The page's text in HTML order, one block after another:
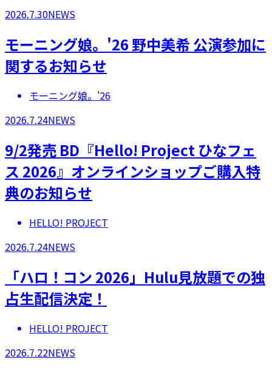
2026.7.30NEWS
モーニング娘。'26 野中美希 公演参加に
関するお知らせ
モーニング娘。'26
2026.7.24NEWS
9/2発売 BD『Hello! Project ひなフェ
ス 2026』オンラインショップご購入特
典のお知らせ
HELLO! PROJECT
2026.7.24NEWS
「ハロ！コン 2026」Hulu見放題での独
占生配信決定！
HELLO! PROJECT
2026.7.22NEWS